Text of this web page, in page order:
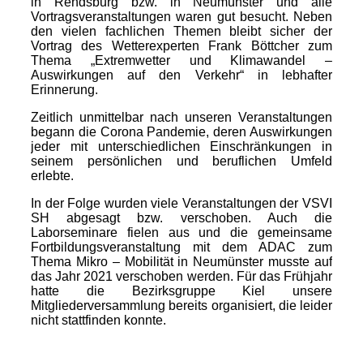
Vortragsveranstaltungen waren gut besucht. Neben
den vielen fachlichen Themen bleibt sicher der
Vortrag des Wetterexperten Frank Böttcher zum
Thema „Extremwetter und Klimawandel –
Auswirkungen auf den Verkehr“ in lebhafter
Erinnerung.
Zeitlich unmittelbar nach unseren Veranstaltungen
begann die Corona Pandemie, deren Auswirkungen
jeder mit unterschiedlichen Einschränkungen in
seinem persönlichen und beruflichen Umfeld
erlebte.
In der Folge wurden viele Veranstaltungen der VSVI
SH abgesagt bzw. verschoben. Auch die
Laborseminare fielen aus und die gemeinsame
Fortbildungsveranstaltung mit dem ADAC zum
Thema Mikro – Mobilität in Neumünster musste auf
das Jahr 2021 verschoben werden. Für das Frühjahr
hatte die Bezirksgruppe Kiel unsere
Mitgliederversammlung bereits organisiert, die leider
nicht stattfinden konnte.